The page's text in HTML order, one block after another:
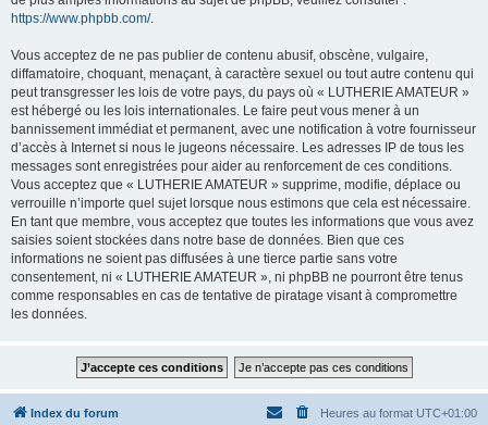
https://www.phpbb.com/.
Vous acceptez de ne pas publier de contenu abusif, obscène, vulgaire,
diffamatoire, choquant, menaçant, à caractère sexuel ou tout autre contenu qui
peut transgresser les lois de votre pays, du pays où « LUTHERIE AMATEUR »
est hébergé ou les lois internationales. Le faire peut vous mener à un
bannissement immédiat et permanent, avec une notification à votre fournisseur
d’accès à Internet si nous le jugeons nécessaire. Les adresses IP de tous les
messages sont enregistrées pour aider au renforcement de ces conditions.
Vous acceptez que « LUTHERIE AMATEUR » supprime, modifie, déplace ou
verrouille n’importe quel sujet lorsque nous estimons que cela est nécessaire.
En tant que membre, vous acceptez que toutes les informations que vous avez
saisies soient stockées dans notre base de données. Bien que ces
informations ne soient pas diffusées à une tierce partie sans votre
consentement, ni « LUTHERIE AMATEUR », ni phpBB ne pourront être tenus
comme responsables en cas de tentative de piratage visant à compromettre
les données.
Index du forum Heures au format UTC+01:00